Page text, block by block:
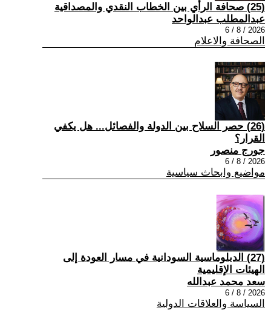
(25) صحافة الرأي بين الخطاب النقدي والمصداقية
عبدالمطلب عبدالواحد
2026 / 8 / 6
الصحافة والاعلام
(26) حصر السلاح بين الدولة والفصائل... هل يكفي
القرار؟
جورج منصور
2026 / 8 / 6
مواضيع وابحاث سياسية
(27) الدبلوماسية السودانية في مسار العودة إلى
الهيئات الإقليمية
سعد محمد عبدالله
2026 / 8 / 6
السياسة والعلاقات الدولية